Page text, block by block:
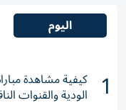
اليوم
1 كيفية مشاهدة
الودية والقنوات